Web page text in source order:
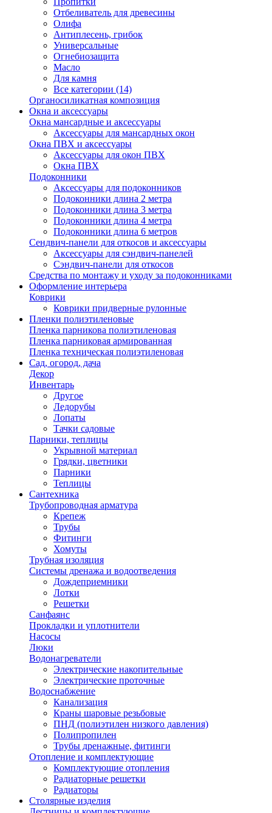
Отбеливатель для древесины
Олифа
Антиплесень, грибок
Универсальные
Огнебиозащита
Масло
Для камня
Все категории (14)
Органосиликатная композиция
Окна и аксессуары
Окна мансардные и аксессуары
Аксессуары для мансардных окон
Окна ПВХ и аксессуары
Аксессуары для окон ПВХ
Окна ПВХ
Подоконники
Аксессуары для подоконников
Подоконники длина 2 метра
Подоконники длина 3 метра
Подоконники длина 4 метра
Подоконники длина 6 метров
Сендвич-панели для откосов и аксессуары
Аксессуары для сэндвич-панелей
Сэндвич-панели для откосов
Средства по монтажу и уходу за подоконниками
Оформление интерьера
Коврики
Коврики придверные рулонные
Пленки полиэтиленовые
Пленка парникова полиэтиленовая
Пленка парниковая армированная
Пленка техническая полиэтиленовая
Сад, огород, дача
Декор
Инвентарь
Другое
Ледорубы
Лопаты
Тачки садовые
Парники, теплицы
Укрывной материал
Грядки, цветники
Парники
Теплицы
Сантехника
Трубопроводная арматура
Крепеж
Трубы
Фитинги
Хомуты
Трубная изоляция
Системы дренажа и водоотведения
Дождеприемники
Лотки
Решетки
Санфаянс
Прокладки и уплотнители
Насосы
Люки
Водонагреватели
Электрические накопительные
Электрические проточные
Водоснабжение
Канализация
Краны шаровые резьбовые
ПНД (полиэтилен низкого давления)
Полипропилен
Трубы дренажные, фитинги
Отопление и комплектующие
Комплектующие отопления
Радиаторные решетки
Радиаторы
Столярные изделия